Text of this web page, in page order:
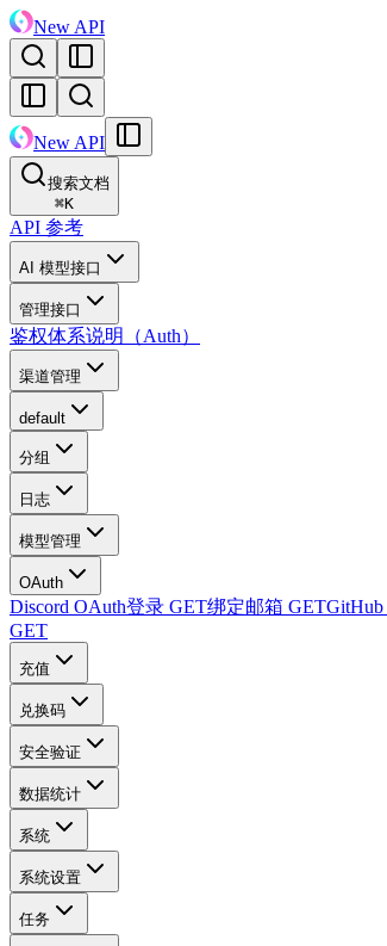
New API
New API
搜索文档
⌘K
API 参考
AI 模型接口
管理接口
鉴权体系说明（Auth）
渠道管理
default
分组
日志
模型管理
OAuth
Discord OAuth登录 GET绑定邮箱 GET
GET
充值
兑换码
安全验证
数据统计
系统
系统设置
任务